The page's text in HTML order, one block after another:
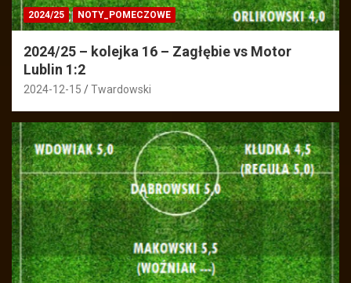
2024/25 NOTY_POMECZOWE
2024/25 – kolejka 16 – Zagłębie vs Motor
Lublin 1:2
2024-12-15 Twardowski